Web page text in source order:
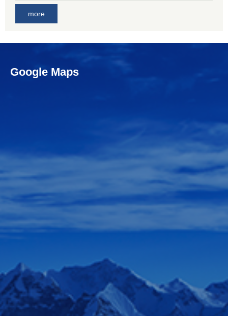
more
Google Maps